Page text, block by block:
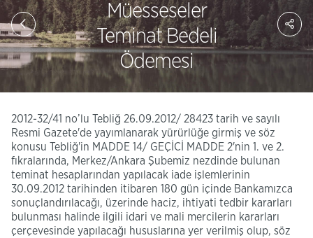
Müesseseler
Teminat Bedeli
Ödemesi
2012-32/41 no’lu Tebliğ 26.09.2012/ 28423 tarih ve sayılı
Resmi Gazete'de yayımlanarak yürürlüğe girmiş ve söz
konusu Tebliğ'in MADDE 14/ GEÇİCİ MADDE 2'nin 1. ve 2.
fıkralarında, Merkez/Ankara Şubemiz nezdinde bulunan
teminat hesaplarından yapılacak iade işlemlerinin
30.09.2012 tarihinden itibaren 180 gün içinde Bankamızca
sonuçlandırılacağı, üzerinde haciz, ihtiyati tedbir kararları
bulunması halinde ilgili idari ve mali mercilerin kararları
çerçevesinde yapılacağı hususlarına yer verilmiş olup, söz